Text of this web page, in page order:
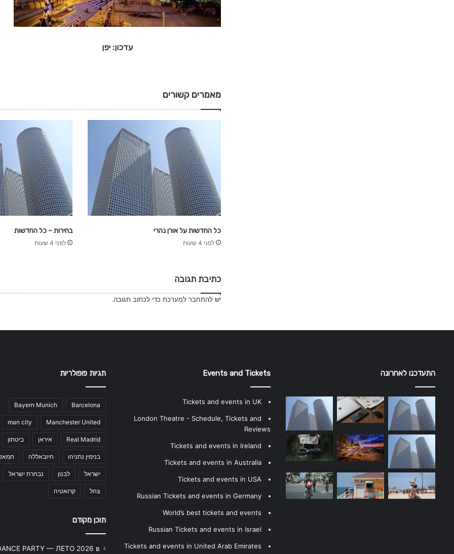
י
ן
עדכון: יפן
מאמרים קשורים
כל החדשות על אורן נהרי
לפני 4 שעות
בחירות – כל החדשות
לפני 4 שעות
כתיבת תגובה
ישלהתחבר למערכת כדי לכתוב תגובה.
התעדכנו לאחרונה Events and Tickets
Tickets and events in UK
London Theatre - Schedule, Tickets and
Reviews
Tickets and events in Ireland
Tickets and events in Australia
Tickets and events in USA
Russian Tickets and events in Germany
World’s best tickets and events
Russian Tickets and events in Israel
Tickets and events in United Arab Emirates
תגיות פופולריות
Barcelona
Bayern Munich
Manchester United
man city
Real Madrid איראן ביטחון
בנימין נתניהו חיזבאללה
ישראל לבנון נבחרת ישראל
צהל קרואטיה
תוכן מקודם
PARTY — ЛЕТО 2026 в